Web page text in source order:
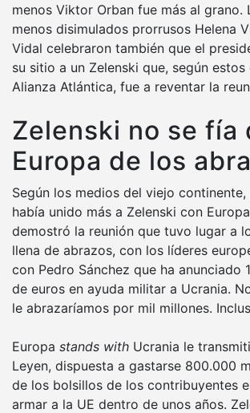
menos Viktor Orban fue más al grano.
menos disimulados prorrusos Helena
Vidal celebraron también que el
su sitio a un Zelenski que, según estos
Alianza Atlántica, fue a reventar la
Zelenski no se fía
Europa de los
Según los medios del viejo continente,
había unido más a Zelenski con
demostró la reunión que tuvo lugar a
llena de abrazos, con los líderes
con Pedro Sánchez que ha anunciado
de euros en ayuda militar a Ucrania.
le abrazaríamos por mil millones.
Europa stands with Ucrania le
Leyen, dispuesta a gastarse 800.000
de los bolsillos de los contribuyentes
armar a la UE dentro de unos años.